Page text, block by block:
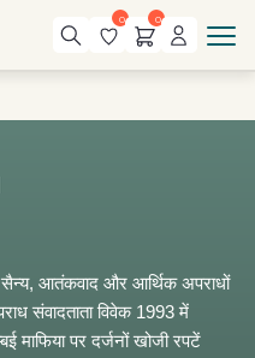
0 0
आतंकवाद और आर्थिक अपराधों
संवादताता विवेक 1993 में
माफिया पर दर्जनों खोजी रपटें